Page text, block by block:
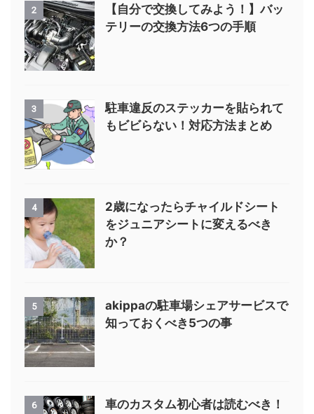
2
【自分で交換してみよう！】バッ
テリーの交換方法6つの手順
3
駐車違反のステッカーを貼られて
もビビらない！対応方法まとめ
4
2歳になったらチャイルドシート
をジュニアシートに変えるべき
か？
5
akippaの駐車場シェアサービスで
知っておくべき5つの事
6 車のカスタム初心者は読むべき！